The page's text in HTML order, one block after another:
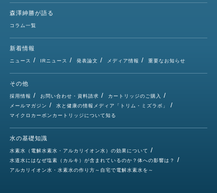
森澤紳勝が語る
コラム一覧
新着情報
ニュース IRニュース 発表論文 メディア情報 重要なお知らせ
その他
採用情報 お問い合わせ・資料請求
カートリッジのご購入
メールマガジン
水と健康の情報メディア「トリム・ミズラボ」
マイクロカーボンカートリッジについて知る
水の基礎知識
水素水（電解水素水・アルカリイオン水）の効果について
水道水にはなぜ塩素（カルキ）が含まれているのか？体への影響は？
アルカリイオン水・水素水の作り方～自宅で電解水素水を～